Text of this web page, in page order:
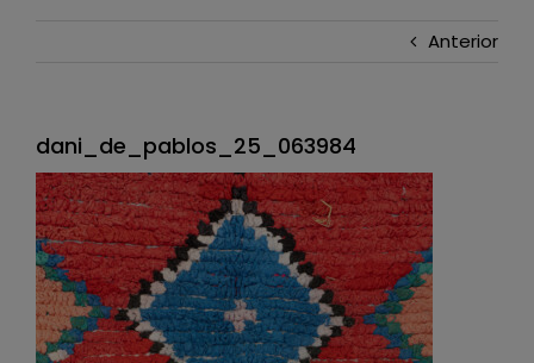
Anterior
dani_de_pablos_25_063984